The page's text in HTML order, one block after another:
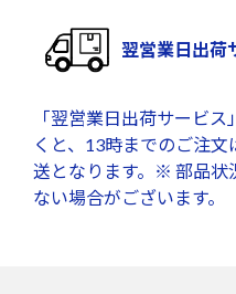
翌営業日出荷
「翌営業日出荷サービ
くと、13時までのご注
送となります。※ 部品状
ない場合がございます。